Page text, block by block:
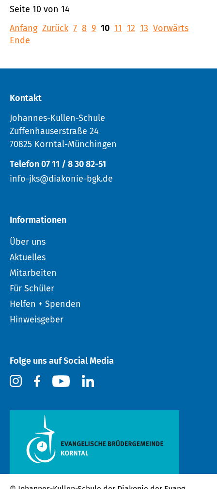
Seite 10 von 14
Anfang Zurück 7 8 9 10 11 12 13 Vorwärts
Ende
Kontakt
Johannes-Kullen-Schule
Zuffenhauserstraße 24
70825 Korntal-Münchingen
Telefon 07 11 / 8 30 82-51
info-jks@diakonie-bgk.de
Informationen
Über uns
Aktuelles
Mitarbeiten
Für Schüler
Helfen + Spenden
Hinweisgeber
Folge uns auf Social Media